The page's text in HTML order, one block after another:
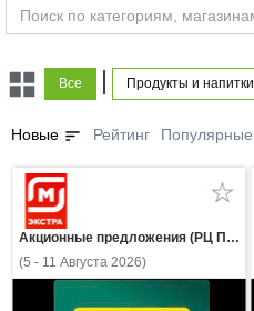
Все | Продукты и напитки
Новые sort Рейтинг Популярные
Акционные предложения (РЦ Пнз)
(5 - 11 Августа 2026)